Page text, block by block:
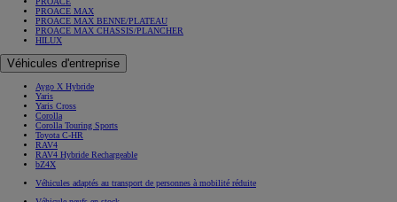
PROACE MAX
PROACE MAX BENNE/PLATEAU
PROACE MAX CHASSIS/PLANCHER
HILUX
Véhicules d'entreprise
Aygo X Hybride
Yaris
Yaris Cross
Corolla
Corolla Touring Sports
Toyota C-HR
RAV4
RAV4 Hybride Rechargeable
bZ4X
Véhicules adaptés au transport de personnes à mobilité réduite